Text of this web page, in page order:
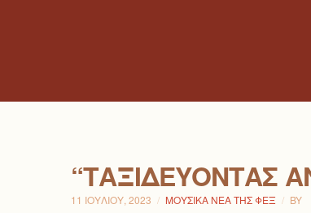
“ΤΑΞΙΔΕΎΟΝΤΑΣ
11 ΙΟΥΛΊΟΥ, 2023 ΜΟΥΣΙΚΆ ΝΈΑ ΤΗΣ ΦΕΞ BY